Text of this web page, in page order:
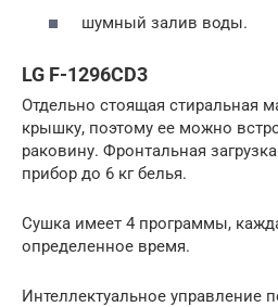
шумный залив воды.
LG F-1296CD3
Отдельно стоящая стиральная
крышку, поэтому ее можно
раковину. Фронтальная
прибор до 6 кг белья.
Сушка имеет 4 программы,
определенное время.
Интеллектуальное управление